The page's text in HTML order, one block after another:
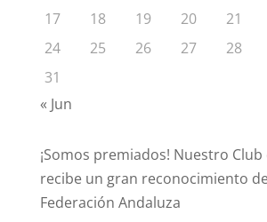
17
18 19 20 21
24
25 26 27 28
31
« Jun
¡Somos premiados! Nuestro
recibe un gran reconocimiento
Federación Andaluza